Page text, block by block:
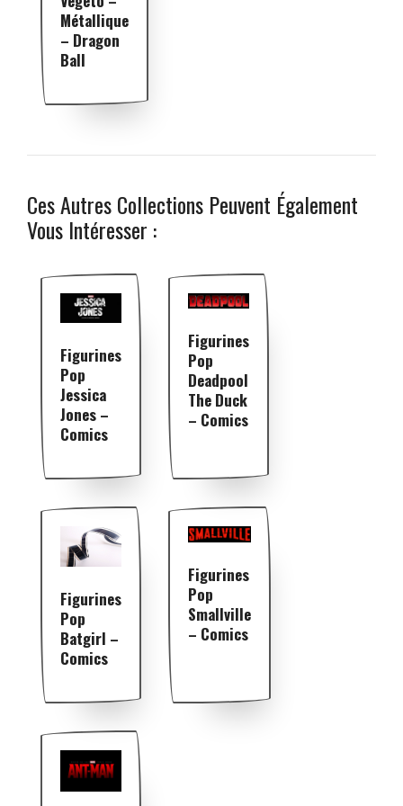
Métallique
– Dragon
Ball
Ces Autres Collections Peuvent Également
Vous Intéresser :
Figurines
Pop
Jessica
Jones –
Comics
Figurines
Pop
Deadpool
The Duck
– Comics
Figurines
Pop
Batgirl –
Comics
Figurines
Pop
Smallville
– Comics